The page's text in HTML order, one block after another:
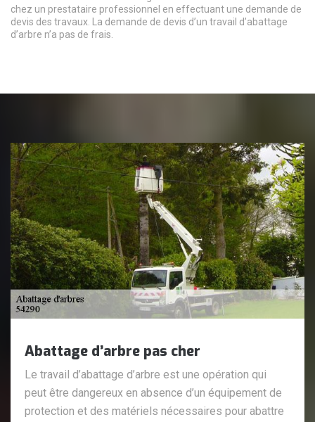
chez un prestataire professionnel en effectuant une demande de
devis des travaux. La demande de devis d’un travail d’abattage
d’arbre n’a pas de frais.
Abattage d’arbre pas cher
Le travail d’abattage d’arbre est une opération qui
peut être dangereux en absence d’un équipement de
protection et des matériels nécessaires pour abattre